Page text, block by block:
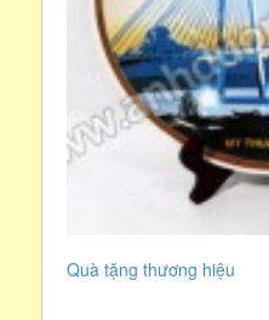
Quà tặng thương hiệu